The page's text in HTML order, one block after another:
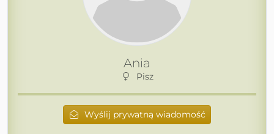
Ania
Pisz
Wyślij prywatną wiadomość